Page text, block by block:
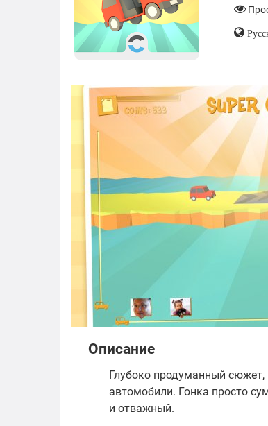
Описание
Глубоко продуманный
автомобили. Гонка просто
и отважный.